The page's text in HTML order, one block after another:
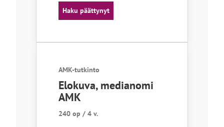
Haku päättynyt
AMK-tutkinto
Elokuva, medianomi
AMK
240 op / 4 v.